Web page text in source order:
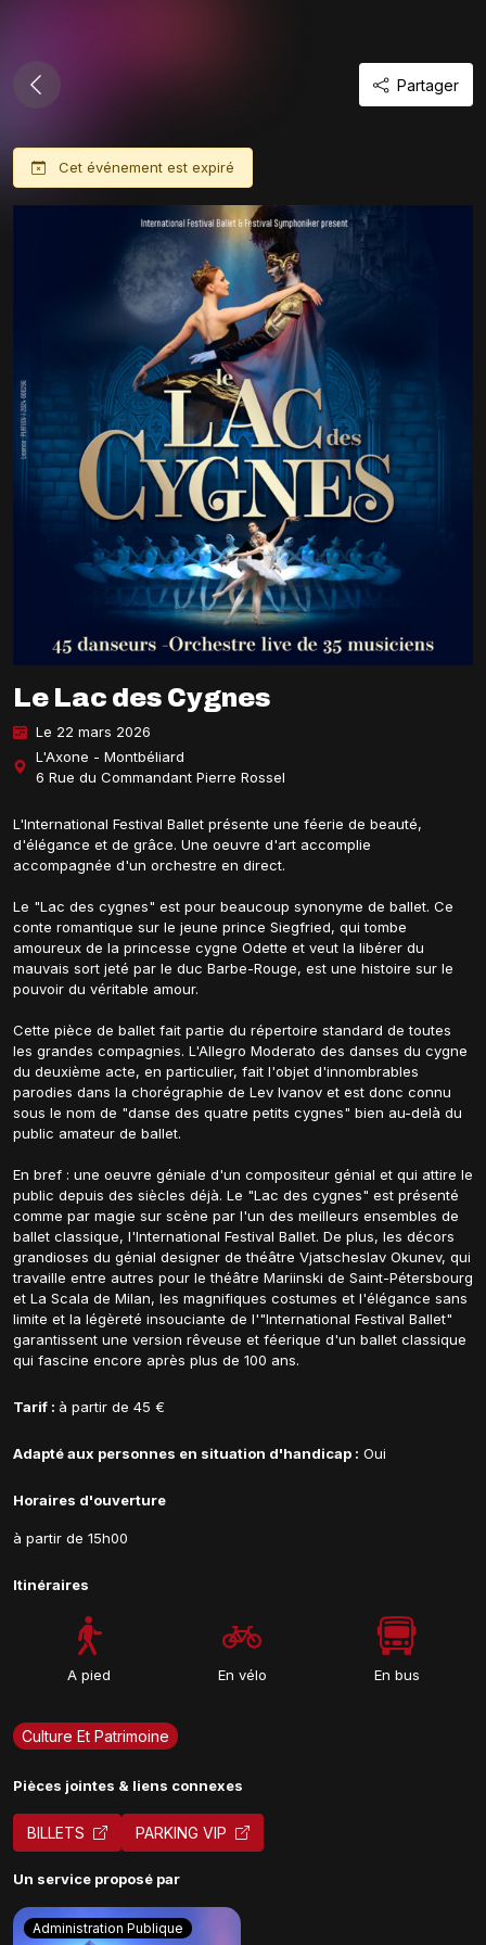
Partager
Cet événement est expiré
Le Lac des Cygnes
Le 22 mars 2026
L'Axone - Montbéliard
6 Rue du Commandant Pierre Rossel
L'International Festival Ballet présente une féerie de beauté,
d'élégance et de grâce. Une oeuvre d'art accomplie
accompagnée d'un orchestre en direct.
Le "Lac des cygnes" est pour beaucoup synonyme de ballet. Ce
conte romantique sur le jeune prince Siegfried, qui tombe
amoureux de la princesse cygne Odette et veut la libérer du
mauvais sort jeté par le duc Barbe-Rouge, est une histoire sur le
pouvoir du véritable amour.
Cette pièce de ballet fait partie du répertoire standard de toutes
les grandes compagnies. L'Allegro Moderato des danses du cygne
du deuxième acte, en particulier, fait l'objet d'innombrables
parodies dans la chorégraphie de Lev Ivanov et est donc connu
sous le nom de "danse des quatre petits cygnes" bien au-delà du
public amateur de ballet.
En bref : une oeuvre géniale d'un compositeur génial et qui attire le
public depuis des siècles déjà. Le "Lac des cygnes" est présenté
comme par magie sur scène par l'un des meilleurs ensembles de
ballet classique, l'International Festival Ballet. De plus, les décors
grandioses du génial designer de théâtre Vjatscheslav Okunev, qui
travaille entre autres pour le théâtre Mariinski de Saint-Pétersbourg
et La Scala de Milan, les magnifiques costumes et l'élégance sans
limite et la légèreté insouciante de l'"International Festival Ballet"
garantissent une version rêveuse et féerique d'un ballet classique
qui fascine encore après plus de 100 ans.
Tarif : à partir de 45 €
Adapté aux personnes en situation d'handicap : Oui
Horaires d'ouverture
à partir de 15h00
Itinéraires
A pied En vélo En bus
Culture Et Patrimoine
Pièces jointes & liens connexes
BILLETS PARKING VIP
Un service proposé par
Administration Publique